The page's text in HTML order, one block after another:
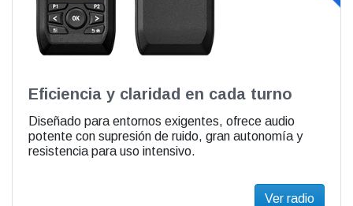
Eficiencia y claridad en cada turno
Diseñado para entornos exigentes, ofrece audio
potente con supresión de ruido, gran autonomía y
resistencia para uso intensivo.
Ver radio